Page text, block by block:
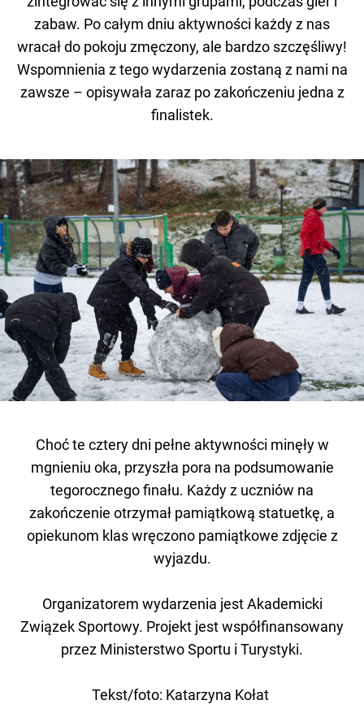
zabaw. Po całym dniu aktywności każdy z nas
wracał do pokoju zmęczony, ale bardzo szczęśliwy!
Wspomnienia z tego wydarzenia zostaną z nami na
zawsze – opisywała zaraz po zakończeniu jedna z
finalistek.
Choć te cztery dni pełne aktywności minęły w
mgnieniu oka, przyszła pora na podsumowanie
tegorocznego finału. Każdy z uczniów na
zakończenie otrzymał pamiątkową statuetkę, a
opiekunom klas wręczono pamiątkowe zdjęcie z
wyjazdu.
Organizatorem wydarzenia jest Akademicki
Związek Sportowy. Projekt jest współfinansowany
przez Ministerstwo Sportu i Turystyki.
Tekst/foto: Katarzyna Kołat